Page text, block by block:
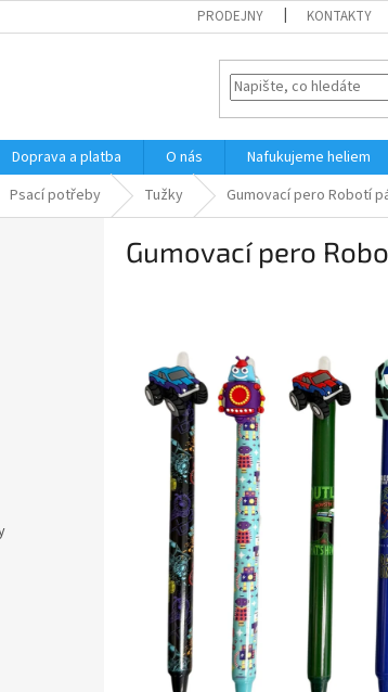
PRODEJNY KONTAKTY
Doprava a platba O nás Nafukujeme heliem
Psací potřeby Tužky Gumovací pero Robotí
Gumovací pero